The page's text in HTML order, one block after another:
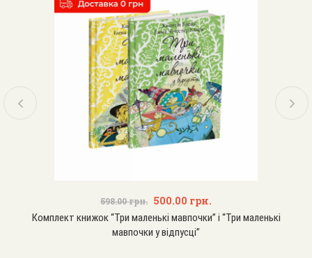
Комплект книжок “Три маленькі мавпочки” і “Три маленькі
мавпочки у відпусці”
598.00грн. 500.00 грн.